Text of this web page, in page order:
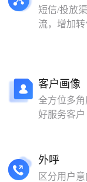
短信/投放
流，增加
客户画像
全方位多
好服务客户
外呼
区分用户